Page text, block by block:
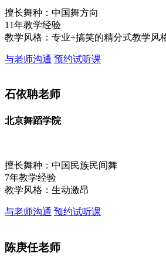
擅长舞种：中国舞方向
11年教学经验
教学风格：专业+搞笑的精分式教学风
与老师沟通 预约试听课
石依聃老师
北京舞蹈学院
擅长舞种：中国民族民间舞
7年教学经验
教学风格：生动激昂
与老师沟通 预约试听课
陈庚任老师